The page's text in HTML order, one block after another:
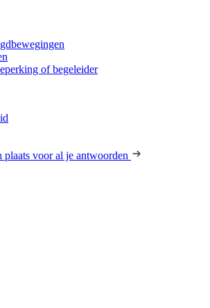
of begeleider
plaats voor al je antwoorden